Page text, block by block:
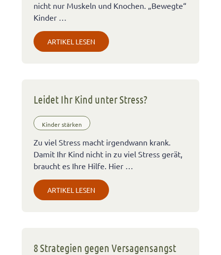
nicht nur Muskeln und Knochen. „Bewegte“
Kinder …
ARTIKEL LESEN
Leidet Ihr Kind unter Stress?
Kinder stärken
Zu viel Stress macht irgendwann krank.
Damit Ihr Kind nicht in zu viel Stress gerät,
braucht es Ihre Hilfe. Hier …
ARTIKEL LESEN
8 Strategien gegen Versagensangst